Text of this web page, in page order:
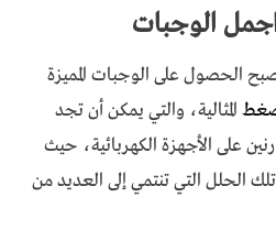
الوجبات
الحصول على الوجبات المميزة
المثالية، والتي يمكن أن تجد
على الأجهزة الكهربائية، حيث
الحلل التي تنتمي إلى العديد من